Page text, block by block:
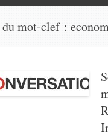
mot-clef :